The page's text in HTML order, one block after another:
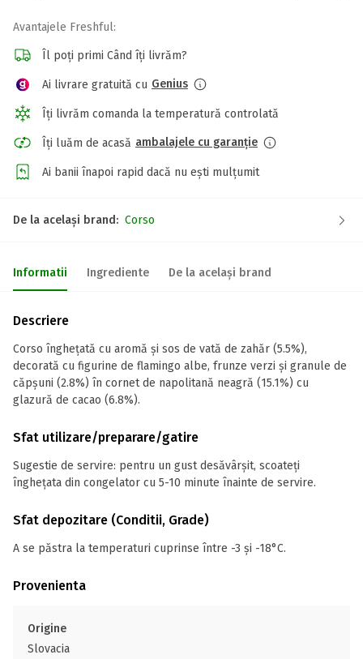
Avantajele Freshful:
Îl poți primi Când îți livrăm?
Ai livrare gratuită cu Genius
Îți livrăm comanda la temperatură controlată
Îți luăm de acasă ambalajele cu garanție
Ai banii înapoi rapid dacă nu ești mulțumit
De la același brand: Corso
Informatii Ingrediente De la același brand
Descriere
Corso înghețată cu aromă și sos de vată de zahăr (5.5%),
decorată cu figurine de flamingo albe, frunze verzi și granule de
căpșuni (2.8%) în cornet de napolitană neagră (15.1%) cu
glazură de cacao (6.8%).
Sfat utilizare/preparare/gatire
Sugestie de servire: pentru un gust desăvârșit, scoateţi
îngheţata din congelator cu 5-10 minute înainte de servire.
Sfat depozitare (Conditii, Grade)
A se păstra la temperaturi cuprinse între -3 și -18°C.
Provenienta
Origine
Slovacia